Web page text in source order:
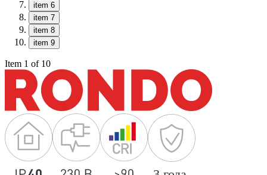
item 6
item 7
item 8
item 9
Item 1 of 10